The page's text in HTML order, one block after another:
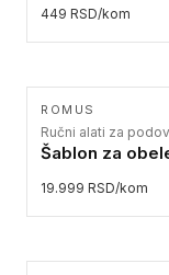
449 RSD/kom
ROMUS
Ručni alati za
Šablon za
19.999 RSD/kom